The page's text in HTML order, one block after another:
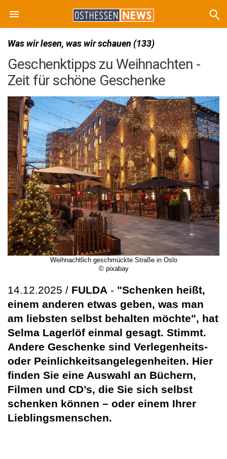
Was wir lesen, was wir schauen (133)
Geschenktipps zu Weihnachten -
Zeit für schöne Geschenke
Weihnachtlich geschmückte Straße in Oslo
© pixabay
14.12.2025 / FULDA - "Schenken heißt,
einem anderen etwas geben, was man
am liebsten selbst behalten möchte", hat
Selma Lagerlöf einmal gesagt. Stimmt.
Andere Geschenke sind Verlegenheits-
oder Peinlichkeitsangelegenheiten. Hier
finden Sie eine Auswahl an Büchern,
Filmen und CD’s, die Sie sich selbst
schenken können – oder einem Ihrer
Lieblingsmenschen.